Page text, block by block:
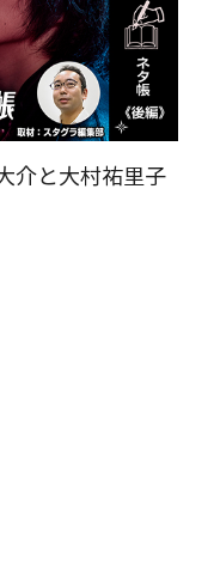
介と大村祐里子